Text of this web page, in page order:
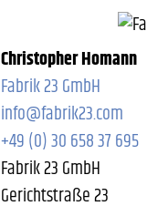
Christopher Homann
Fabrik 23 GmbH
info@fabrik23.com
+49 (0) 30 658 37 695
Fabrik 23 GmbH
Gerichtstraße 23